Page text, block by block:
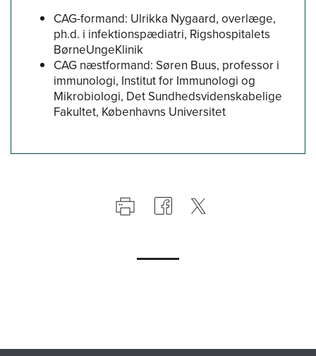
CAG-formand: Ulrikka Nygaard, overlæge,
ph.d. i infektionspædiatri, Rigshospitalets
BørneUngeKlinik
CAG næstformand: Søren Buus, professor i
immunologi, Institut for Immunologi og
Mikrobiologi, Det Sundhedsvidenskabelige
Fakultet, Københavns Universitet